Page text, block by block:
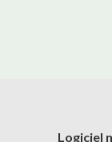
Logiciel